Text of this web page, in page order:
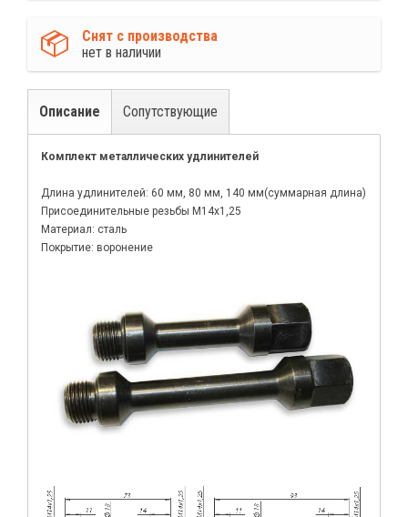
Снят с производства
нет в наличии
Описание Сопутствующие
Комплект металлических удлинителей
Длина удлинителей: 60 мм, 80 мм, 140 мм(суммарная длина)
Присоединительные резьбы М14х1,25
Материал: сталь
Покрытие: воронение